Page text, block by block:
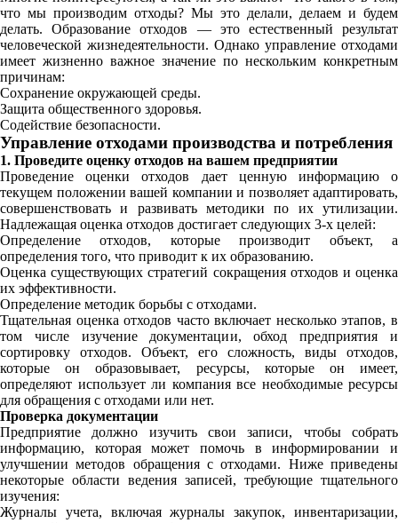
что мы производим отходы? Мы это делали, делаем и будем
делать. Образование отходов — это естественный результат
человеческой жизнедеятельности. Однако управление отходами
имеет жизненно важное значение по нескольким конкретным
причинам:
Сохранение окружающей среды.
Защита общественного здоровья.
Содействие безопасности.
Управление отходами производства и потребления
1. Проведите оценку отходов на вашем предприятии
Проведение оценки отходов дает ценную информацию о
текущем положении вашей компании и позволяет адаптировать,
совершенствовать и развивать методики по их утилизации.
Надлежащая оценка отходов достигает следующих 3-х целей:
Определение отходов, которые производит объект, а
определения того, что приводит к их образованию.
Оценка существующих стратегий сокращения отходов и оценка
их эффективности.
Определение методик борьбы с отходами.
Тщательная оценка отходов часто включает несколько этапов, в
том числе изучение документации, обход предприятия и
сортировку отходов. Объект, его сложность, виды отходов,
которые он образовывает, ресурсы, которые он имеет,
определяют использует ли компания все необходимые ресурсы
для обращения с отходами или нет.
Проверка документации
Предприятие должно изучить свои записи, чтобы собрать
информацию, которая может помочь в информировании и
улучшении методов обращения с отходами. Ниже приведены
некоторые области ведения записей, требующие тщательного
изучения:
Журналы учета, включая журналы закупок, инвентаризации,